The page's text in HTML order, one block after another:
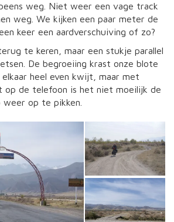
weg. Niet weer een vage track
weg. We kijken een paar meter de
keer een aardverschuiving of zo?
te keren, maar een stukje parallel
De begroeiing krast onze blote
heel even kwijt, maar met
op de telefoon is het niet moeilijk de
op te pikken.